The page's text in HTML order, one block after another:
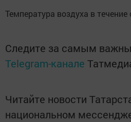
Температура воздуха в течение
Следите за самым
Telegram-канале
Читайте новости
национальном